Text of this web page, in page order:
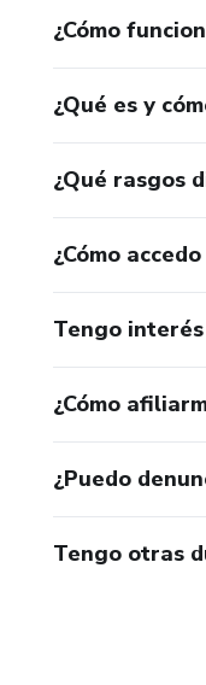
¿Cómo
¿Qué es y
¿Qué rasgos
¿Cómo
Tengo
¿Cómo
¿Puedo
Tengo otras